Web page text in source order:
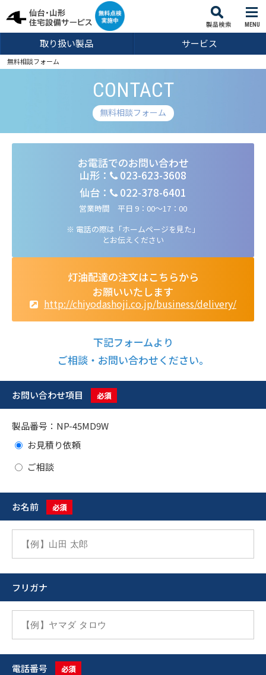
MENU
取り扱い製品 サービス
無料相談フォーム
CONTACT
無料相談フォーム
お電話でのお問い合わせ
山形：
023-623-3608
仙台：
022-378-6401
営業時間 平日 9：00～17：00
※ 電話の際は「ホームページを見た」
とお伝えください
灯油配達の注文はこちらから
お願いいたします
http://chiyodashoji.co.jp/business/delivery/
下記フォームより
ご相談・お問い合わせください。
お問い合わせ項目 必須
製品番号：NP-45MD9W
お見積り依頼
ご相談
お名前 必須
フリガナ
電話番号 必須